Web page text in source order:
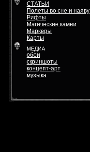
СТАТЬИ
Полеты во сне и наяву
Рифты
Магические камни
Маркеры
Карты
МЕДИА
обои
скриншоты
концепт-арт
музыка